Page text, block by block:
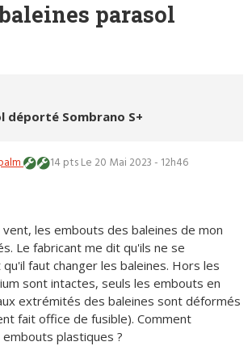
parasol
déporté Sombrano S+
14 ptsLe 20 Mai 2023 - 12h46
les embouts des baleines de mon
Le fabricant me dit qu'ils ne se
faut changer les baleines. Hors les
sont intactes, seuls les embouts en
extrémités des baleines sont déformés
fait office de fusible). Comment
plastiques ?